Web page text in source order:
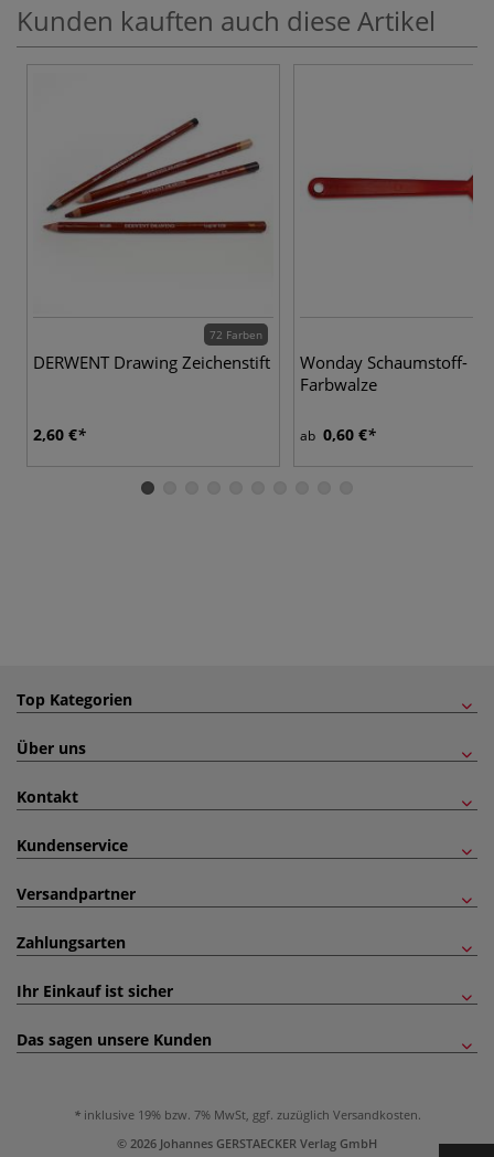
Kunden kauften auch diese Artikel
72 Farben
DERWENT Drawing Zeichenstift
2,60 €
Wonday Schaumstoff-
Farbwalze
ab 0,60 €
Top Kategorien
Über uns
Kontakt
Kundenservice
Versandpartner
Zahlungsarten
Ihr Einkauf ist sicher
Das sagen unsere Kunden
inklusive 19% bzw. 7% MwSt, ggf. zuzüglich Versandkosten.
© 2026 Johannes GERSTAECKER Verlag GmbH